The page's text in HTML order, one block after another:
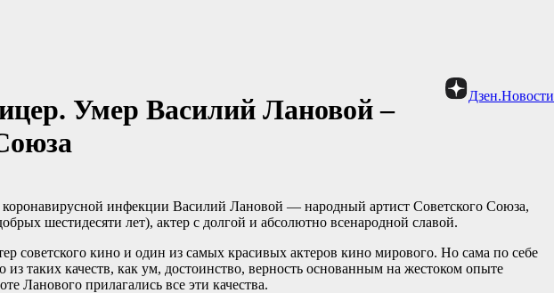
Дзен.Новости
Умер Василий Лановой –
инфекции Василий Лановой — народный артист Советского Союза,
шестидесяти лет), актер с долгой и абсолютно всенародной славой.
советского кино и один из самых красивых актеров кино мирового. Но сама по себе
из таких качеств, как ум, достоинство, верность основанным на жестоком опыте
Ланового прилагались все эти качества.